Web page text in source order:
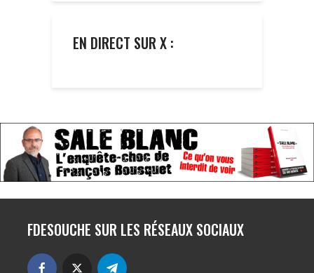
EN DIRECT SUR X :
FDESOUCHE SUR LES RÉSEAUX SOCIAUX